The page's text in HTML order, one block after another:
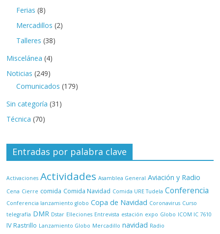
Ferias (8)
Mercadillos (2)
Talleres (38)
Miscelánea (4)
Noticias (249)
Comunicados (179)
Sin categoría (31)
Técnica (70)
Entradas por palabra clave
Activaciones Actividades Asamblea General Aviación y Radio
Cena Cierre comida Comida Navidad Comida URE Tudela Conferencia
Conferencia lanzamiento globo Copa de Navidad Coronavirus Curso
telegrafía DMR Dstar Elleciones Entrevista estación expo Globo ICOM IC 7610
IV Rastrillo Lanzamiento Globo Mercadillo navidad Radio